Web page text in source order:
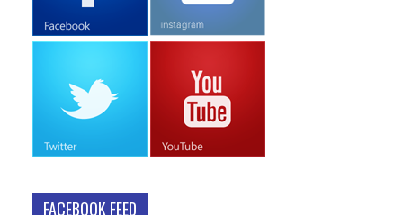
FACEBOOK FEED